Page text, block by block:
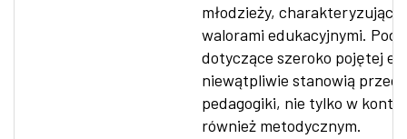
młodzieży,
walorami edukacyjnymi.
dotyczące szeroko pojętej
niewątpliwie stanowią
pedagogiki, nie tylko w
również metodycznym.